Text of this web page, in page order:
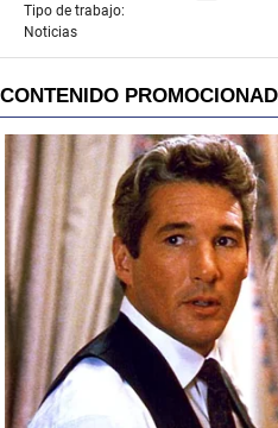
Tipo de trabajo:
Noticias